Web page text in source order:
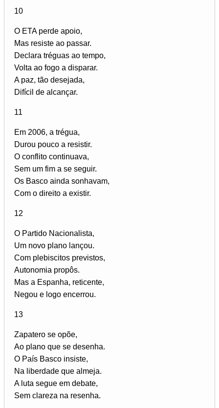
10
O ETA perde apoio,
Mas resiste ao passar.
Declara tréguas ao tempo,
Volta ao fogo a disparar.
A paz, tão desejada,
Difícil de alcançar.
11
Em 2006, a trégua,
Durou pouco a resistir.
O conflito continuava,
Sem um fim a se seguir.
Os Basco ainda sonhavam,
Com o direito a existir.
12
O Partido Nacionalista,
Um novo plano lançou.
Com plebiscitos previstos,
Autonomia propôs.
Mas a Espanha, reticente,
Negou e logo encerrou.
13
Zapatero se opõe,
Ao plano que se desenha.
O País Basco insiste,
Na liberdade que almeja.
A luta segue em debate,
Sem clareza na resenha.